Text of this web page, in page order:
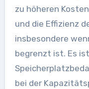
zu höheren
und die Effizienz
insbesondere
begrenzt ist. Es
bei der